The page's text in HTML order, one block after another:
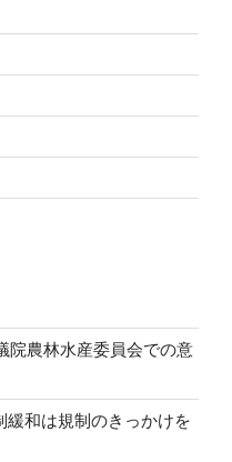
院農林水産委員会での意
緩和は規制のきっかけを